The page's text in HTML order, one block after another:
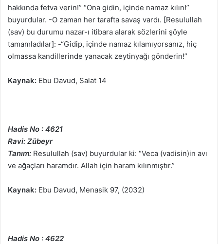
hakkında fetva verin!” “Ona gidin, içinde namaz kılın!”
buyurdular. -O zaman her tarafta savaş vardı. [Resulullah
(sav) bu durumu nazar-ı itibara alarak sözlerini şöyle
tamamladılar]: -“Gidip, içinde namaz kılamıyorsanız, hiç
olmassa kandillerinde yanacak zeytinyağı gönderin!”
Kaynak: Ebu Davud, Salat 14
Hadis No : 4621
Ravi: Zübeyr
Tanım: Resulullah (sav) buyurdular ki: “Veca (vadisin)in avı
ve ağaçları haramdır. Allah için haram kılınmıştır.”
Kaynak: Ebu Davud, Menasik 97, (2032)
Hadis No : 4622